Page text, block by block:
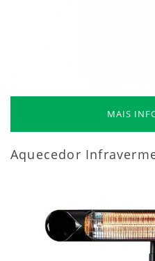
MAIS
Aquecedor